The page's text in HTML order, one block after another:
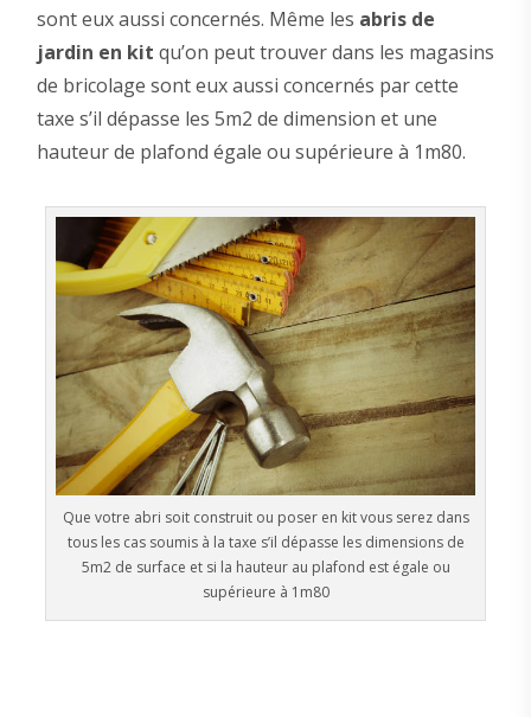
sont eux aussi concernés. Même les abris de
jardin en kit qu’on peut trouver dans les magasins
de bricolage sont eux aussi concernés par cette
taxe s’il dépasse les 5m2 de dimension et une
hauteur de plafond égale ou supérieure à 1m80.
Que votre abri soit construit ou poser en kit vous serez dans
tous les cas soumis à la taxe s’il dépasse les dimensions de
5m2 de surface et si la hauteur au plafond est égale ou
supérieure à 1m80